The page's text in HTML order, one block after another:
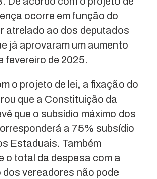
ocorre em função do
atrelado ao dos deputados
já aprovaram um aumento
fevereiro de 2025.
o projeto de lei, a fixação do
que a Constituição da
que o subsídio máximo dos
a 75% subsídio
Estaduais. Também
o total da despesa com a
vereadores não pode